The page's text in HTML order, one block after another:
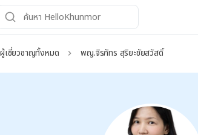
ผู้เชี่ยวชาญทั้งหมด พญ.จิรภัทร สุริยะชัยสวัสดิ์